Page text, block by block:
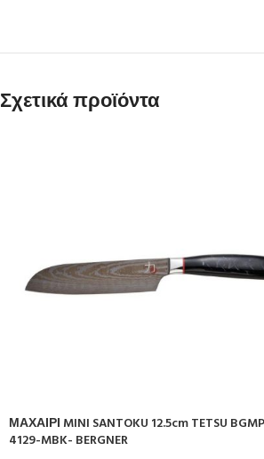
Σχετικά προϊόντα
ΜΑΧΑΙΡΙ MINI SANTOKU 12.5cm TETSU
4129-MBK- BERGNER